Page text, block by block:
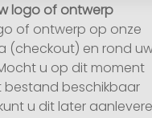
logo of ontwerp
of ontwerp op onze
(checkout) en rond
u op dit moment
bestand beschikbaar
u dit later